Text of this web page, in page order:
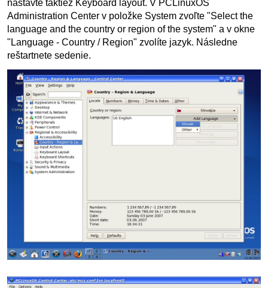
nastavte taktiež Keyboard layout. V PCLinuxOS
Administration Center v položke System zvoľte "Select the
language and the country or region of the system" a v okne
"Language - Country / Region" zvolíte jazyk. Následne
reštartnete sedenie.